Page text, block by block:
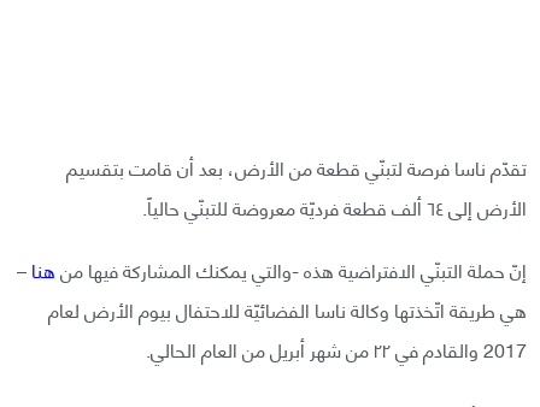
تقدّم ناسا فرصة لتبنّي قطعة من الأرض، بعد أن قامت بتقسيم
الأرض إلى ٦٤ ألف قطعة فرديّة معروضة للتبنّي حالياً.
إنّ حملة التبنّي الافتراضية هذه -والتي يمكنك المشاركة فيها منهنا–
هي طريقة اتّخذتها وكالة ناسا الفضائيّة للاحتفال بيوم الأرض لعام
2017 والقادم في ٢٢ من شهر أبريل من العام الحالي.